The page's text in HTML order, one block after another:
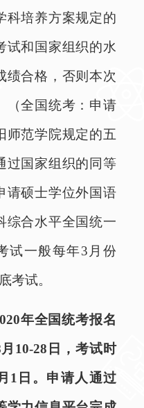
科培养方案规定的
试和国家组织的水
绩合格，否则本次
（全国统考：申请
师范学院规定的五
过国家组织的同等
请硕士学位外国语
综合水平全国统一
试一般每年3 月份
考试。
年全国统考报名
月 10-28 日，考试时
1 日。申请人通过